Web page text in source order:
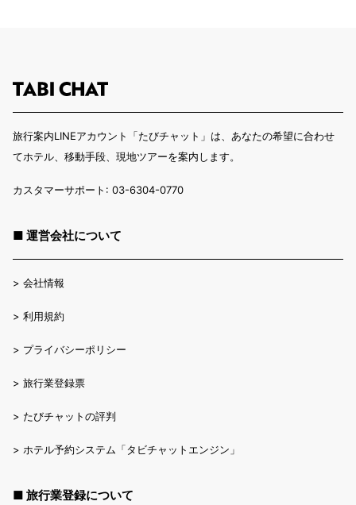
旅行案内LINEアカウント「たびチャット」は、あなたの希望に合わせ
てホテル、移動手段、現地ツアーを案内します。
カスタマーサポート: 03-6304-0770
■ 運営会社について
> 会社情報
> 利用規約
> プライバシーポリシー
> 旅行業登録票
> たびチャットの評判
> ホテル予約システム「タビチャットエンジン」
■ 旅行業登録について